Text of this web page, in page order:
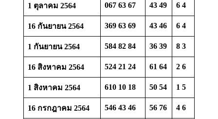
1 ตุลาคม 2564 067 63 67 43 49 6 4
16 กันยายน 2564 369 63 69 43 46 6 4
1 กันยายน 2564 584 82 84 36 39 8 3
16 สิงหาคม 2564 524 21 24 61 64 2 6
1 สิงหาคม 2564 610 10 18 50 54 1 5
16 กรกฎาคม 2564 546 43 46 56 76 4 6